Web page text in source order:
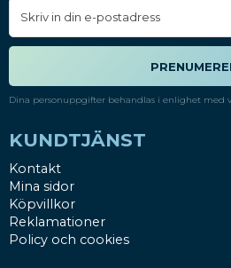
Dina personuppgifter behandlas i enlighet med
KUNDTJÄNST
Kontakt
Mina sidor
Köpvillkor
Reklamationer
Policy och cookies